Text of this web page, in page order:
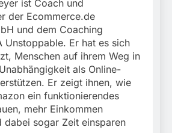
Beinahekollision an
Bahnübergang in Aubing
/ Bundespolizei ermittelt
wegen gefährlichen
Eingriffs in den
Bahnverkehr
5. August 2026
ist Coach und
der Ecommerce.de
und dem Coaching
Unstoppable. Er hat es sich
Menschen auf ihrem Weg in
als Online-
Er zeigt ihnen, wie
ein funktionierendes
mehr Einkommen
dabei sogar Zeit einsparen